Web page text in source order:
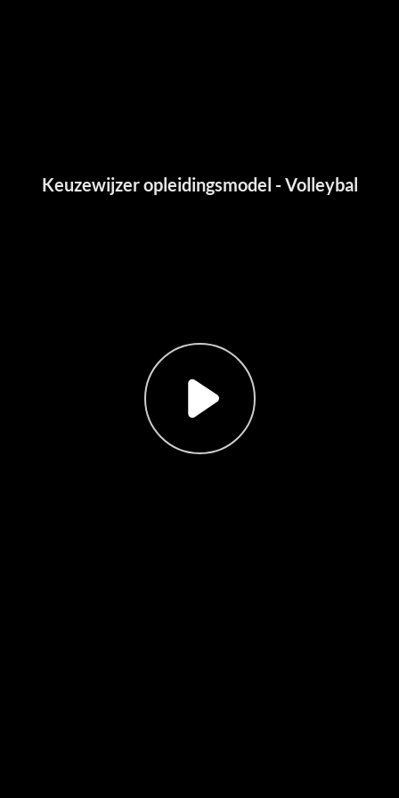
Keuzewijzer opleidingsmodel - Volleybal